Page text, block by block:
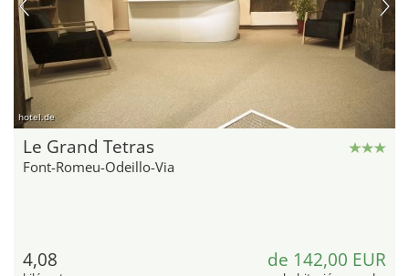
hotel.de
Le Grand Tetras
Font-Romeu-Odeillo-Via
4,08 de 142,00 EUR